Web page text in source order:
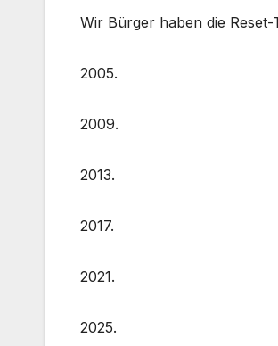
Wir Bürger haben die
2005.
2009.
2013.
2017.
2021.
2025.